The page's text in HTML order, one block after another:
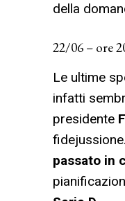
della
22/06 – ore
Le ultime
infatti
presidente
passato in